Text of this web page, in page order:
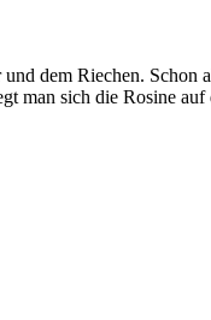
dem Riechen. Schon
man sich die Rosine auf